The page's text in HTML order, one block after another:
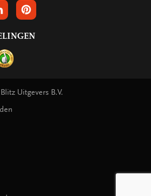
OP INSTAGRAM
ONS OP LINKEDIN
VOLG ONS OP PINTEREST
Uitgevers B.V.